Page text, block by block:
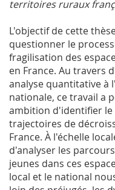
territoires ruraux
L'objectif de cette
questionner le
fragilisation des
en France. Au travers
analyse quantitative à
nationale, ce travail a
ambition d'identifier
trajectoires de
France. À l'échelle
d'analyser les
jeunes dans ces
local et le national